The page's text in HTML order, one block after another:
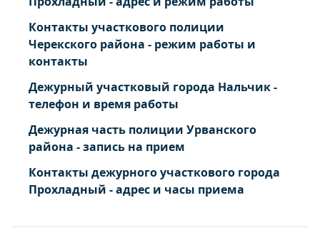
Залукодес село Школьная ул. 1 2 3 4 5 6 7 8 9
10 11 12 13 14 15 16 17 18 19 20 21
Контакты участкового полиции
Черекского района - режим работы и
контакты
Дежурный участковый города Нальчик -
телефон и время работы
Дежурная часть полиции Урванского
района - запись на прием
Контакты дежурного участкового города
Прохладный - адрес и часы приема